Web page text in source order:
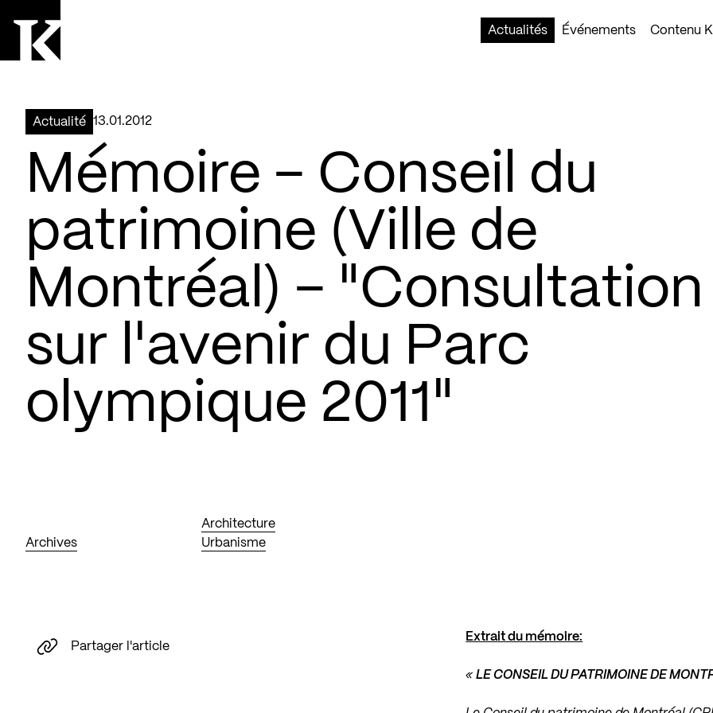
Actualités
Événements Contenu
Actualité 13.01.2012
Mémoire – Conseil du
patrimoine (Ville de
Montréal) – "Consultation
sur l'avenir du Parc
olympique 2011"
Archives
Architecture
Urbanisme
Extrait du mémoire:
«LE CONSEIL DU PATRIMOINE DE
Partager l'article